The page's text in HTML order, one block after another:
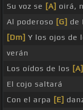
Su voz se [A] oirá,
Al poderoso [G] de
[Dm] Y los ojos de
verán
Los oídos de los [A]
El cojo saltará
Con el arpa [E]